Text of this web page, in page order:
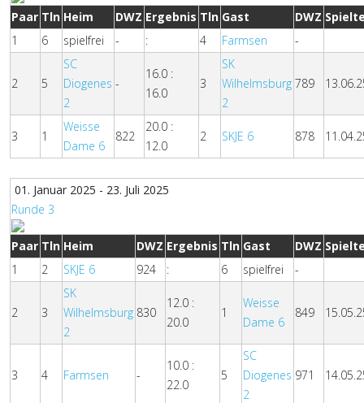
Paar Tln Heim DWZ Ergebnis Tln Gast DWZ
1
6 spielfrei - : 4 Farmsen -
2 5
SC
Diogenes
2
-
16.0 :
16.0
3
SK
Wilhelmsburg
2
789
3 1
Weisse
Dame 6
822
20.0 :
12.0
2 SKJE 6 878
01. Januar 2025 - 23. Juli 2025
Runde 3
Paar Tln Heim DWZ Ergebnis Tln Gast DWZ
1
2 SKJE 6 924 : 6 spielfrei -
2 3
SK
Wilhelmsburg
2
830
12.0 :
20.0
1
Weisse
Dame 6
849
3 4 Farmsen -
10.0 :
22.0
5
SC
Diogenes
2
971